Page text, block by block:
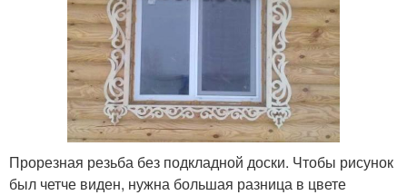
Прорезная резьба без подкладной доски. Чтобы рисунок
был четче виден, нужна большая разница в цвете